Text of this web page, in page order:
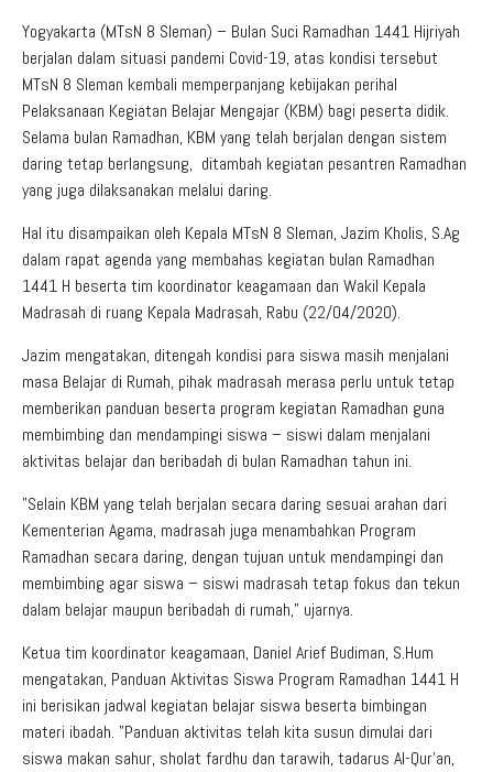
Yogyakarta (MTsN 8 Sleman) – Bulan Suci Ramadhan 1441 Hijriyah
berjalan dalam situasi pandemi Covid-19, atas kondisi tersebut
MTsN 8 Sleman kembali memperpanjang kebijakan perihal
Pelaksanaan Kegiatan Belajar Mengajar (KBM) bagi peserta didik.
Selama bulan Ramadhan, KBM yang telah berjalan dengan sistem
daring tetap berlangsung, ditambah kegiatan pesantren Ramadhan
yang juga dilaksanakan melalui daring.
Hal itu disampaikan oleh Kepala MTsN 8 Sleman, Jazim Kholis, S.Ag
dalam rapat agenda yang membahas kegiatan bulan Ramadhan
1441 H beserta tim koordinator keagamaan dan Wakil Kepala
Madrasah di ruang Kepala Madrasah, Rabu (22/04/2020).
Jazim mengatakan, ditengah kondisi para siswa masih menjalani
masa Belajar di Rumah, pihak madrasah merasa perlu untuk tetap
memberikan panduan beserta program kegiatan Ramadhan guna
membimbing dan mendampingi siswa – siswi dalam menjalani
aktivitas belajar dan beribadah di bulan Ramadhan tahun ini.
”Selain KBM yang telah berjalan secara daring sesuai arahan dari
Kementerian Agama, madrasah juga menambahkan Program
Ramadhan secara daring, dengan tujuan untuk mendampingi dan
membimbing agar siswa – siswi madrasah tetap fokus dan tekun
dalam belajar maupun beribadah di rumah,” ujarnya.
Ketua tim koordinator keagamaan, Daniel Arief Budiman, S.Hum
mengatakan, Panduan Aktivitas Siswa Program Ramadhan 1441 H
ini berisikan jadwal kegiatan belajar siswa beserta bimbingan
materi ibadah. ”Panduan aktivitas telah kita susun dimulai dari
siswa makan sahur, sholat fardhu dan tarawih, tadarus Al-Qur’an,